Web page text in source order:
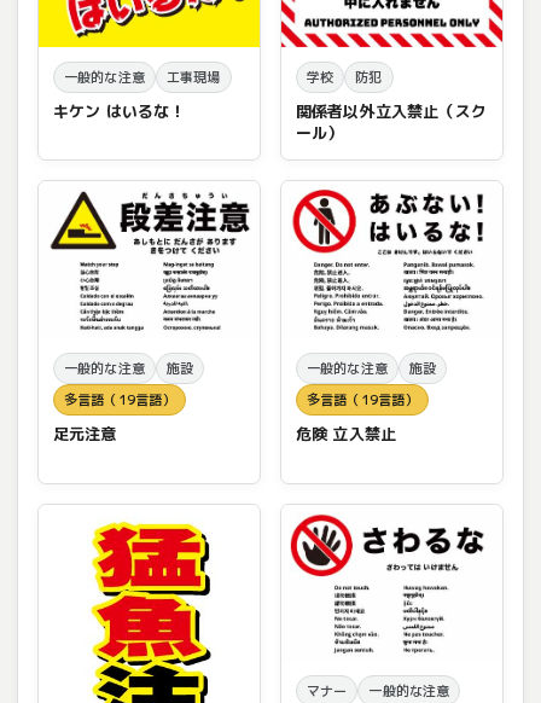
一般的な注意 工事現場
キケン はいるな！
学校 防犯
関係者以外立入禁止（スク
ール）
一般的な注意
施設
多言語（19言語）
足元注意
一般的な注意
施設
多言語（19言語）
危険 立入禁止
マナー
一般的な注意